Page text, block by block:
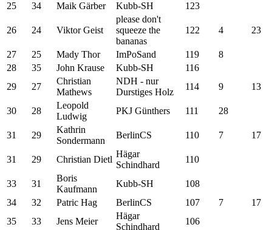
25
34 Maik Gärber Kubb-SH 123
26 24 Viktor Geist
please don't
squeeze the
bananas
122 4 23
27 25 Mady Thor ImPoSand 119
8
28
35 John Krause Kubb-SH
116
29
27
Christian
Mathews
NDH - nur
Durstiges Holz
114 9 13
30 28
Leopold
Ludwig
PKJ Günthers 111 28
31 29
Kathrin
Sondermann
BerlinCS 110 7 17
31 29 Christian Dietl
Hägar
Schindhard
110
33 31
Boris
Kaufmann
Kubb-SH
108
34
32 Patric Hag BerlinCS 107 7
17
35
33 Jens Meier
Hägar
Schindhard
106